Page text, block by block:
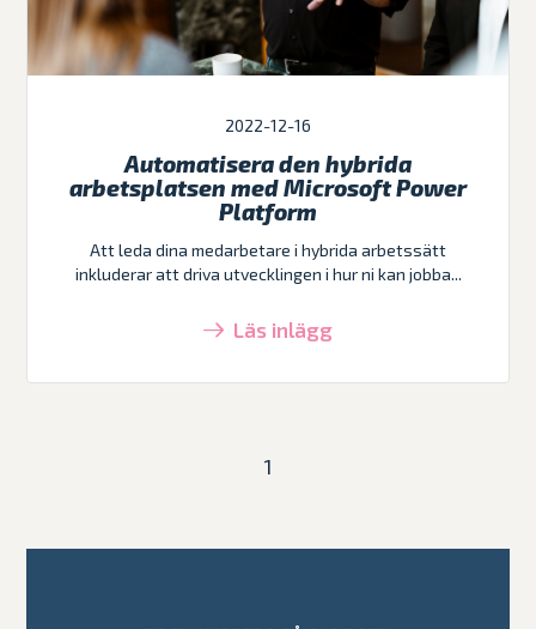
2022-12-16
Automatisera den hybrida
arbetsplatsen med Microsoft Power
Platform
Att leda dina medarbetare i hybrida arbetssätt
inkluderar att driva utvecklingen i hur ni kan jobba...
Läs inlägg
1